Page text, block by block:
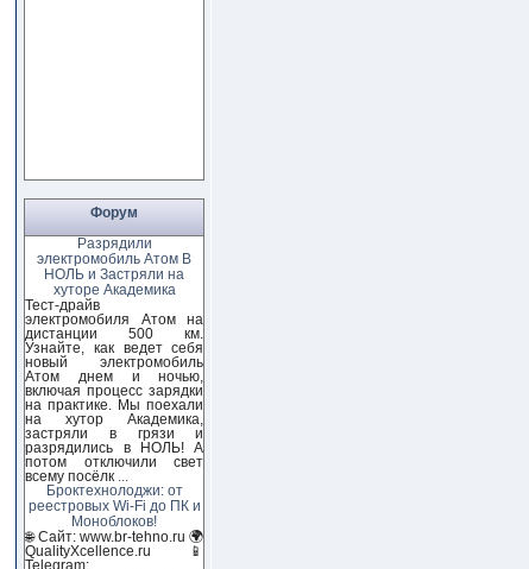
Форум
Разрядили
электромобиль Атом В
НОЛЬ и Застряли на
хуторе Академика
Тест-драйв
электромобиля Атом на
дистанции 500 км.
Узнайте, как ведет себя
новый электромобиль
Атом днем и ночью,
включая процесс зарядки
на практике. Мы поехали
на хутор Академика,
застряли в грязи и
разрядились в НОЛЬ! А
потом отключили свет
всему посёлк
Броктехнолоджи: от
реестровых Wi-Fi до ПК и
Моноблоков!
🌐 Сайт: www.br-tehno.ru 🌍
QualityXcellence.ru 📱
Telegram: